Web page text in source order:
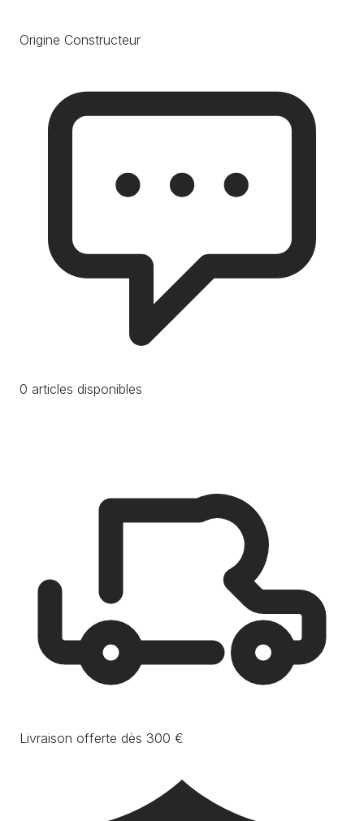
Origine Constructeur
0 articles disponibles
Livraison offerte dès 300 €